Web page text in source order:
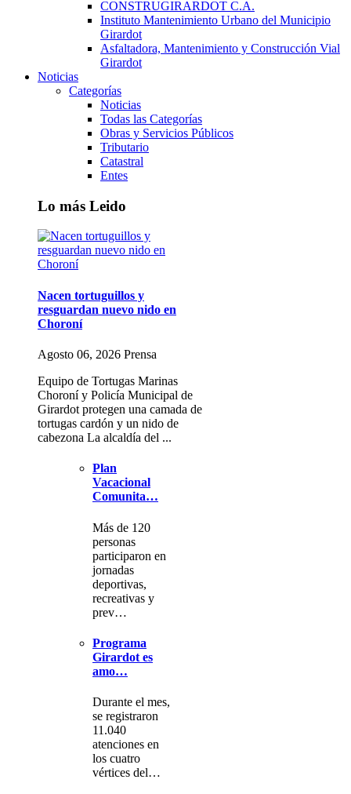
CONSTRUGIRARDOT C.A.
Instituto Mantenimiento Urbano del Municipio
Girardot
Asfaltadora, Mantenimiento y Construcción Vial
Girardot
Noticias
Categorías
Noticias
Todas las Categorías
Obras y Servicios Públicos
Tributario
Catastral
Entes
Lo más Leido
Nacen tortuguillos y
resguardan nuevo nido en
Choroní
Agosto 06, 2026 Prensa
Equipo de Tortugas Marinas
Choroní y Policía Municipal de
Girardot protegen una camada de
tortugas cardón y un nido de
cabezona La alcaldía del ...
Plan
Vacacional
Comunita…
Más de 120
personas
participaron en
jornadas
deportivas,
recreativas y
prev…
Programa
Girardot es
amo…
Durante el mes,
se registraron
11.040
atenciones en
los cuatro
vértices del…